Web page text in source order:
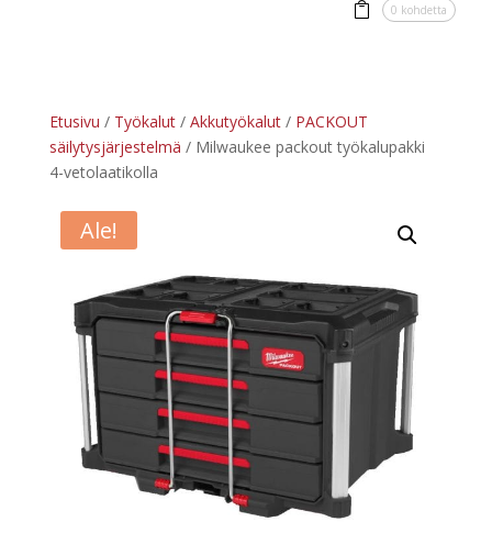
0 kohdetta
Etusivu / Työkalut/ Akkutyökalut/ PACKOUT
säilytysjärjestelmä / Milwaukee packout työkalupakki
4-vetolaatikolla
Ale!